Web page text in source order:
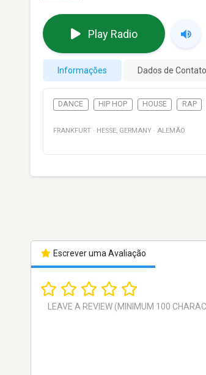
Play Radio
Informações Dados de Contato
DANCE HIP HOP HOUSE RAP
FRANKFURT · HESSE, GERMANY · ALEMÃO
Escrever uma Avaliação